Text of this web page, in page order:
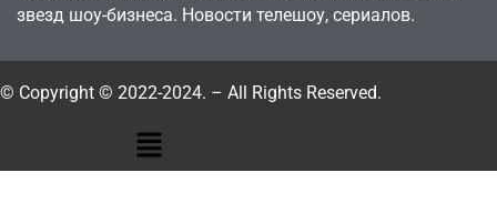
звезд шоу-бизнеса. Новости телешоу, сериалов.
© Copyright © 2022-2024. – All Rights Reserved.